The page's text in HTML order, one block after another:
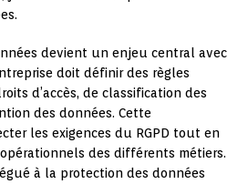
devient un enjeu central avec
doit définir des règles
d’accès, de classification des
des données. Cette
les exigences du RGPD tout en
des différents métiers.
à la protection des données